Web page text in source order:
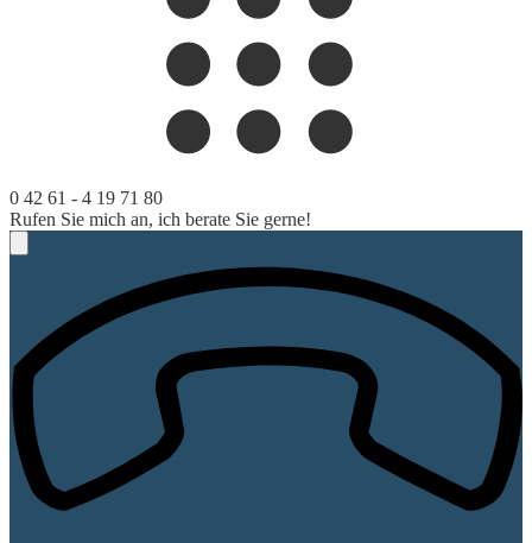
0 42 61 - 4 19 71 80
Rufen Sie mich an, ich berate Sie gerne!